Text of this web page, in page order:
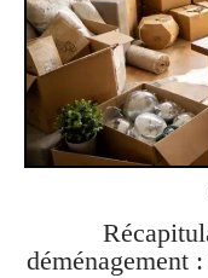
déménagement